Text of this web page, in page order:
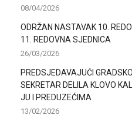
08/04/2026
ODRŽAN NASTAVAK 10.
11. REDOVNA SJEDNICA
26/03/2026
PREDSJEDAVAJUĆI
SEKRETAR DELILA KLOVO
JU I PREDUZEĆIMA
13/02/2026